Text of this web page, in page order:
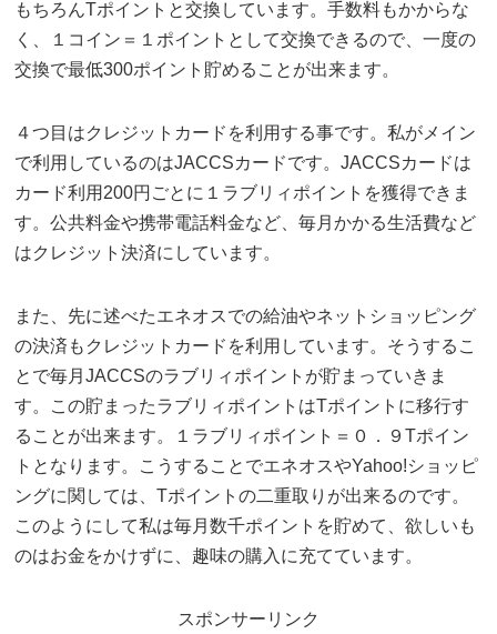
もちろんTポイントと交換しています。手数料もかからな
く、１コイン＝１ポイントとして交換できるので、一度の
交換で最低300ポイント貯めることが出来ます。
４つ目はクレジットカードを利用する事です。私がメイン
で利用しているのはJACCSカードです。JACCSカードは
カード利用200円ごとに１ラブリィポイントを獲得できま
す。公共料金や携帯電話料金など、毎月かかる生活費など
はクレジット決済にしています。
また、先に述べたエネオスでの給油やネットショッピング
の決済もクレジットカードを利用しています。そうするこ
とで毎月JACCSのラブリィポイントが貯まっていきま
す。この貯まったラブリィポイントはTポイントに移行す
ることが出来ます。１ラブリィポイント＝０．９Tポイン
トとなります。こうすることでエネオスやYahoo!ショッピ
ングに関しては、Tポイントの二重取りが出来るのです。
このようにして私は毎月数千ポイントを貯めて、欲しいも
のはお金をかけずに、趣味の購入に充てています。
スポンサーリンク